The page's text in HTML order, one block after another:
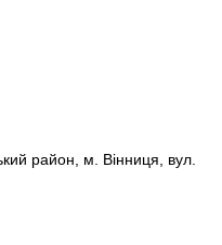
район, м. Вінниця, вул.